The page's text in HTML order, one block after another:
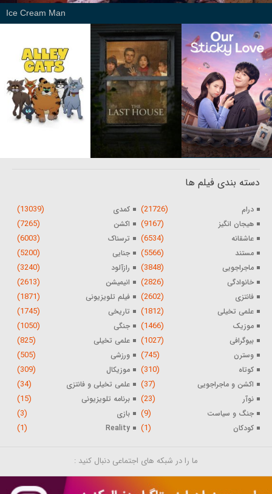
Ice Cream Man
دسته بندی فیلم ها
درام (21726) کمدی (13039)
هیجان انگیز (9167) اکشن (7265)
عاشقانه (6534) ترسناک (6003)
مستند (5566) جنایی (5200)
ماجراجویی (3848) رازآلود (3240)
خانوادگی (2826) انیمیشن (2613)
فانتزی (2602) فیلم تلویزیونی (1871)
علمی تخیلی (1812) تاریخی (1745)
موزیک (1466) جنگی (1050)
بیوگرافی (1027) علمی تخیلی (825)
وسترن (745) ورزشی (505)
کوتاه (310) موزیکال (309)
اکشن و ماجراجویی (37) علمی تخیلی و فانتزی (34)
نوآر (23) برنامه تلویزیونی (15)
جنگ و سیاست (9) بازی (3)
کودکان (1)
Reality
(1)
ما را در شبکه های اجتماعی دنبال کنید :